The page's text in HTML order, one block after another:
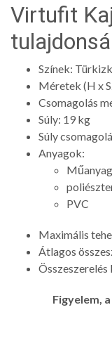
Virtufit
Színek:
Méretek (H x
Csomagolás
Súly: 19 kg
Súly
Anyagok:
Műanyag
PVC
Maximális
Átlagos
Figyelem,